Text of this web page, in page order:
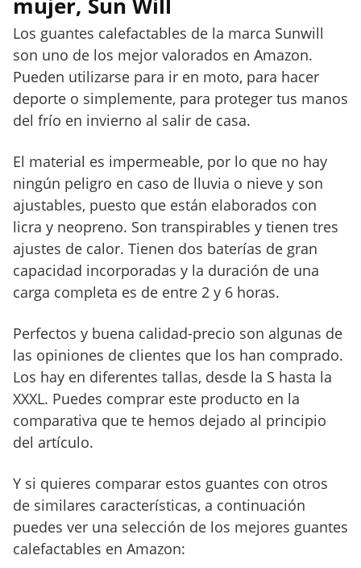
Los guantes calefactables de la marca Sunwill
son uno de los mejor valorados en Amazon.
Pueden utilizarse para ir en moto, para hacer
deporte o simplemente, para proteger tus manos
del frío en invierno al salir de casa.
El material es impermeable, por lo que no hay
ningún peligro en caso de lluvia o nieve y son
ajustables, puesto que están elaborados con
licra y neopreno. Son transpirables y tienen tres
ajustes de calor. Tienen dos baterías de gran
capacidad incorporadas y la duración de una
carga completa es de entre 2 y 6 horas.
Perfectos y buena calidad-precio son algunas de
las opiniones de clientes que los han comprado.
Los hay en diferentes tallas, desde la S hasta la
XXXL. Puedes comprar este producto en la
comparativa que te hemos dejado al principio
del artículo.
Y si quieres comparar estos guantes con otros
de similares características, a continuación
puedes ver una selección de los mejores guantes
calefactables en Amazon: